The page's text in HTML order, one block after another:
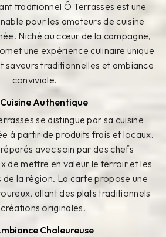
traditionnel Ô Terrasses est une
pour les amateurs de cuisine
Niché au cœur de la campagne,
une expérience culinaire unique
saveurs traditionnelles et ambiance
conviviale.
Authentique
se distingue par sa cuisine
à partir de produits frais et locaux.
avec soin par des chefs
de mettre en valeur le terroir et les
de la région. La carte propose une
allant des plats traditionnels
originales.
Chaleureuse